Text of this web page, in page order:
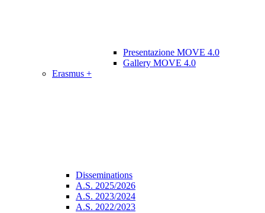
Presentazione MOVE 4.0
Gallery MOVE 4.0
Erasmus +
Disseminations
A.S. 2025/2026
A.S. 2023/2024
A.S. 2022/2023